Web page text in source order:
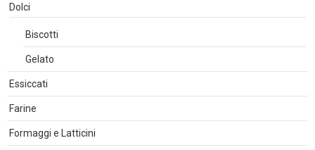
Dolci
Biscotti
Gelato
Essiccati
Farine
Formaggi e Latticini